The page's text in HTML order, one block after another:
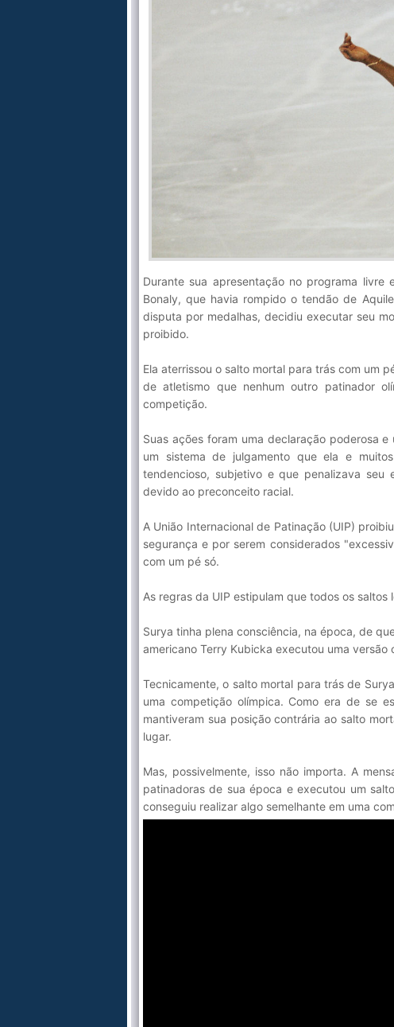
Durante sua apresentação no programa livre
Bonaly, que havia rompido o tendão de
disputa por medalhas, decidiu executar seu
proibido.
Ela aterrissou o salto mortal para trás com um
de atletismo que nenhum outro patinador
competição.
Suas ações foram uma declaração poderosa
um sistema de julgamento que ela e muitos
tendencioso, subjetivo e que penalizava seu
devido ao preconceito racial.
A União Internacional de Patinação (UIP)
segurança e por serem considerados
com um pé só.
As regras da UIP estipulam que todos os
Surya tinha plena consciência, na época, de
americano Terry Kubicka executou uma
Tecnicamente, o salto mortal para trás de
uma competição olímpica. Como era de se
mantiveram sua posição contrária ao salto
lugar.
Mas, possivelmente, isso não importa. A
patinadoras de sua época e executou um
conseguiu realizar algo semelhante em uma